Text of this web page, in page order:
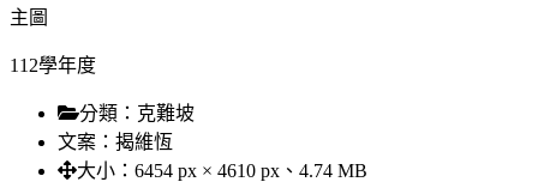
主圖
112學年度
分類： 克難坡
文案： 揭維恆
大小： 6454 px × 4610 px、4.74 MB